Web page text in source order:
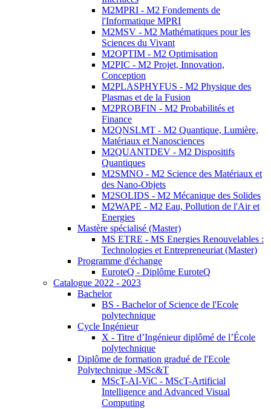
M2MPRI - M2 Fondements de
l'Informatique MPRI
M2MSV - M2 Mathématiques pour les
Sciences du Vivant
M2OPTIM - M2 Optimisation
M2PIC - M2 Projet, Innovation,
Conception
M2PLASPHYFUS - M2 Physique des
Plasmas et de la Fusion
M2PROBFIN - M2 Probabilités et
Finance
M2QNSLMT - M2 Quantique, Lumière,
Matériaux et Nanosciences
M2QUANTDEV - M2 Dispositifs
Quantiques
M2SMNO - M2 Science des Matériaux et
des Nano-Objets
M2SOLIDS - M2 Mécanique des Solides
M2WAPE - M2 Eau, Pollution de l'Air et
Energies
Mastère spécialisé (Master)
MS ETRE - MS Energies Renouvelables :
Technologies et Entrepreneuriat (Master)
Programme d'échange
EuroteQ - Diplôme EuroteQ
Catalogue 2022 - 2023
Bachelor
BS - Bachelor of Science de l'Ecole
polytechnique
Cycle Ingénieur
X - Titre d’Ingénieur diplômé de l’École
polytechnique
Diplôme de formation gradué de l'Ecole
Polytechnique -MSc&T
MScT-AI-ViC - MScT-Artificial
Intelligence and Advanced Visual
Computing